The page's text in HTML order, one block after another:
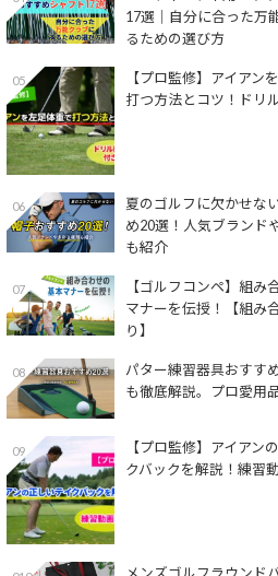
17選│自分に合った万
るための選び方
05
【プロ監修】アイアン
打つ方法とコツ！ドリ
06
夏のゴルフに欠かせな
め20選！人気ブランド
も紹介
07
【ゴルフコンペ】組み
マナーを伝授！【組み
り】
08
パター練習器具おすす
も徹底解説。プロ愛用
09
【プロ監修】アイアン
クバックを解説！練習